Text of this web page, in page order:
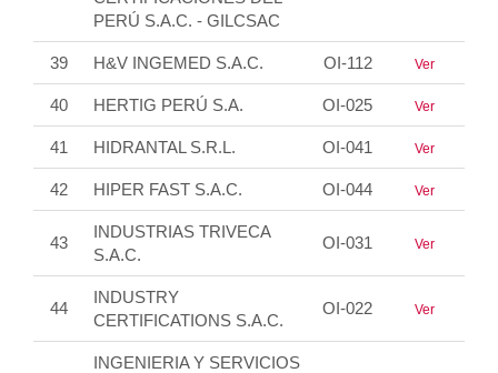
PERÚ S.A.C. - GILCSAC
39 H&V INGEMED S.A.C. OI-112 Ver
40 HERTIG PERÚ S.A. OI-025 Ver
41 HIDRANTAL S.R.L. OI-041 Ver
42 HIPER FAST S.A.C. OI-044 Ver
43
INDUSTRIAS TRIVECA
S.A.C.
OI-031 Ver
44
INDUSTRY
CERTIFICATIONS S.A.C.
OI-022 Ver
INGENIERIA Y SERVICIOS